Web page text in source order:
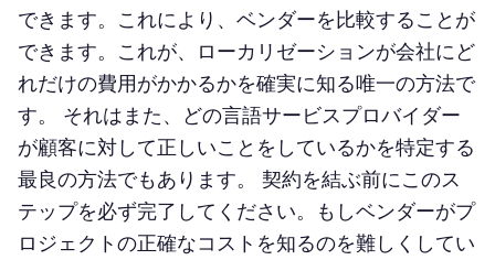
できます。これにより、ベンダーを比較することが
できます。これが、ローカリゼーションが会社にど
れだけの費用がかかるかを確実に知る唯一の方法で
す。 それはまた、どの言語サービスプロバイダー
が顧客に対して正しいことをしているかを特定する
最良の方法でもあります。 契約を結ぶ前にこのス
テップを必ず完了してください。もしベンダーがプ
ロジェクトの正確なコストを知るのを難しくしてい